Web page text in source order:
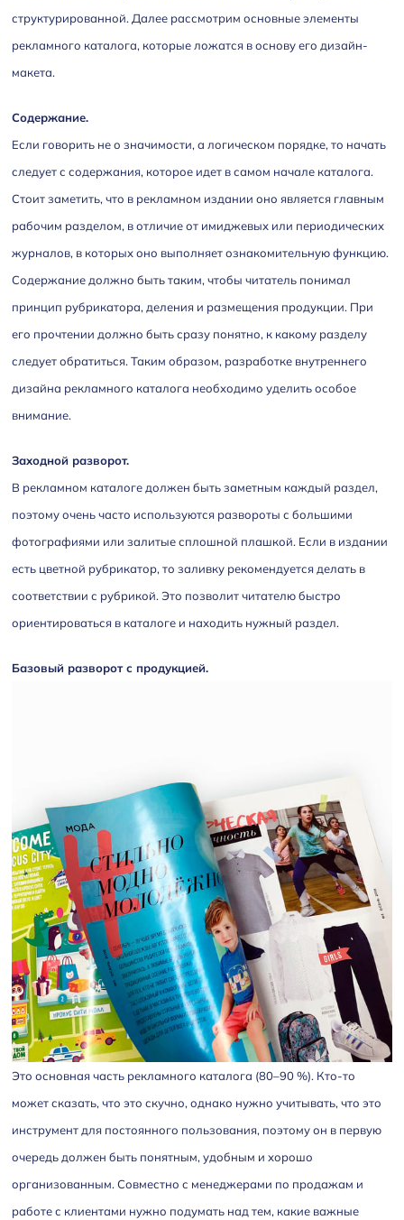
структурированной. Далее рассмотрим основные элементы
рекламного каталога, которые ложатся в основу его дизайн-
макета.
Содержание.
Если говорить не о значимости, а логическом порядке, то начать
следует с содержания, которое идет в самом начале каталога.
Стоит заметить, что в рекламном издании оно является главным
рабочим разделом, в отличие от имиджевых или периодических
журналов, в которых оно выполняет ознакомительную функцию.
Содержание должно быть таким, чтобы читатель понимал
принцип рубрикатора, деления и размещения продукции. При
его прочтении должно быть сразу понятно, к какому разделу
следует обратиться. Таким образом, разработке внутреннего
дизайна рекламного каталога необходимо уделить особое
внимание.
Заходной разворот.
В рекламном каталоге должен быть заметным каждый раздел,
поэтому очень часто используются развороты с большими
фотографиями или залитые сплошной плашкой. Если в издании
есть цветной рубрикатор, то заливку рекомендуется делать в
соответствии с рубрикой. Это позволит читателю быстро
ориентироваться в каталоге и находить нужный раздел.
Базовый разворот с продукцией.
Это основная часть рекламного каталога (80–90 %). Кто-то
может сказать, что это скучно, однако нужно учитывать, что это
инструмент для постоянного пользования, поэтому он в первую
очередь должен быть понятным, удобным и хорошо
организованным. Совместно с менеджерами по продажам и
работе с клиентами нужно подумать над тем, какие важные